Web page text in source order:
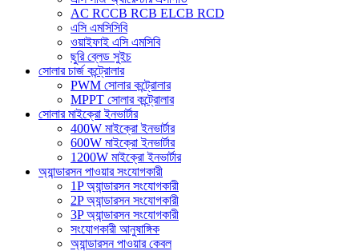
AC RCCB RCB ELCB RCD
এসি এমসিসিবি
ওয়াইফাই এসি এমসিবি
ছুরি ব্লেড সুইচ
সোলার চার্জ কন্ট্রোলার
PWM সোলার কন্ট্রোলার
MPPT সোলার কন্ট্রোলার
সোলার মাইক্রো ইনভার্টার
400W মাইক্রো ইনভার্টার
600W মাইক্রো ইনভার্টার
1200W মাইক্রো ইনভার্টার
অ্যান্ডারসন পাওয়ার সংযোগকারী
1P অ্যান্ডারসন সংযোগকারী
2P অ্যান্ডারসন সংযোগকারী
3P অ্যান্ডারসন সংযোগকারী
সংযোগকারী আনুষাঙ্গিক
অ্যান্ডারসন পাওয়ার কেবল